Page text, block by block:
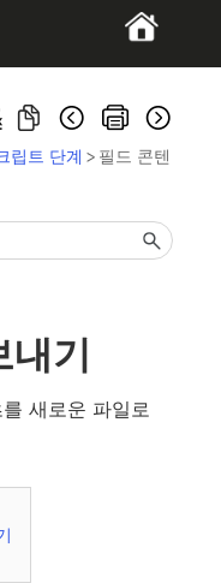
립트 단계 > 필드 콘텐
내기
새로운 파일로